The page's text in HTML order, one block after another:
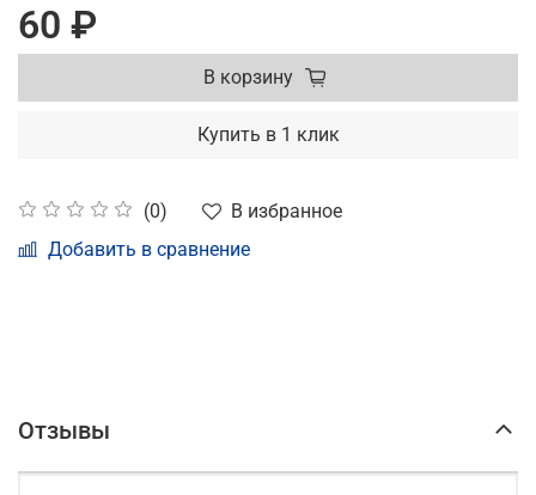
(0)
В избранное
Добавить в сравнение
60 ₽
В корзину
Купить в 1 клик
Отзывы